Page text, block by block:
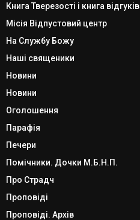
Книга Тверезості і книга відгуків
Місія Відпустовий центр
На Службу Божу
Наші священики
Новини
Новини
Оголошення
Парафія
Печери
Помічники. Дочки М.Б.Н.П.
Про Страдч
Проповіді
Проповіді. Архів